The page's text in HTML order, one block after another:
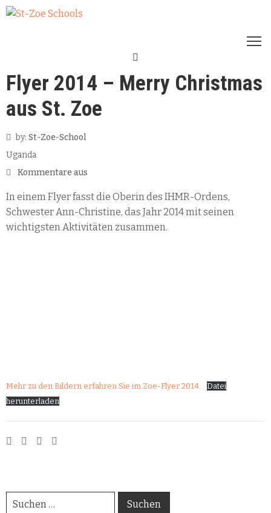
HISTORIE
SPENDEN
&
ÜBER
UNS
BILDER
REISEBERICHTE
Flyer 2014 – Merry Christmas
aus St. Zoe
by: St-Zoe-School
Uganda
Kommentare aus
In einem Flyer fasst die Oberin des IHMR-Ordens,
Schwester Ann-Christine, das Jahr 2014 mit seinen
wichtigsten Aktivitäten zusammen.
Mehr zu den Bildern erfahren Sie im Zoe-Flyer 2014:
Datei
herunterladen